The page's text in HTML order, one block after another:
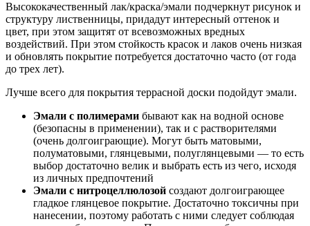
Высококачественный лак/краска/эмали подчеркнут рисунок и
структуру лиственницы, придадут интересный оттенок и
цвет, при этом защитят от всевозможных вредных
воздействий. При этом стойкость красок и лаков очень низкая
и обновлять покрытие потребуется достаточно часто (от года
до трех лет).
Лучше всего для покрытия террасной доски подойдут эмали.
Эмали с полимерами бывают как на водной основе
(безопасны в применении), так и с растворителями
(очень долгоиграющие). Могут быть матовыми,
полуматовыми, глянцевыми, полуглянцевыми — то есть
выбор достаточно велик и выбрать есть из чего, исходя
из личных предпочтений
Эмали с нитроцеллюлозой создают долгоиграющее
гладкое глянцевое покрытие. Достаточно токсичны при
нанесении, поэтому работать с ними следует соблюдая